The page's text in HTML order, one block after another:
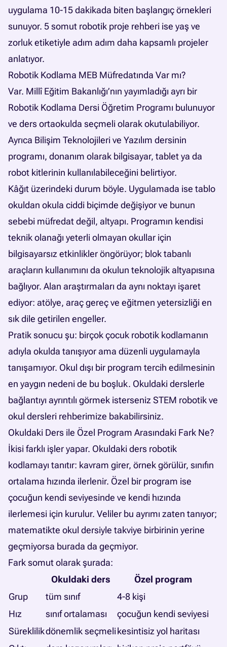
uygulama 10-15 dakikada biten başlangıç örnekleri
sunuyor. 5 somut robotik proje rehberi ise yaş ve
zorluk etiketiyle adım adım daha kapsamlı projeler
anlatıyor.
Robotik Kodlama MEB Müfredatında Var mı?
Var. Millî Eğitim Bakanlığı’nın yayımladığı ayrı bir
Robotik Kodlama Dersi Öğretim Programı bulunuyor
ve ders ortaokulda seçmeli olarak okutulabiliyor.
Ayrıca Bilişim Teknolojileri ve Yazılım dersinin
programı, donanım olarak bilgisayar, tablet ya da
robot kitlerinin kullanılabileceğini belirtiyor.
Kâğıt üzerindeki durum böyle. Uygulamada ise tablo
okuldan okula ciddi biçimde değişiyor ve bunun
sebebi müfredat değil, altyapı. Programın kendisi
teknik olanağı yeterli olmayan okullar için
bilgisayarsız etkinlikler öngörüyor; blok tabanlı
araçların kullanımını da okulun teknolojik altyapısına
bağlıyor. Alan araştırmaları da aynı noktayı işaret
ediyor: atölye, araç gereç ve eğitmen yetersizliği en
sık dile getirilen engeller.
Pratik sonucu şu: birçok çocuk robotik kodlamanın
adıyla okulda tanışıyor ama düzenli uygulamayla
tanışamıyor. Okul dışı bir program tercih edilmesinin
en yaygın nedeni de bu boşluk. Okuldaki derslerle
bağlantıyı ayrıntılı görmek isterseniz STEM robotik ve
okul dersleri rehberimize bakabilirsiniz.
Okuldaki Ders ile Özel Program Arasındaki Fark Ne?
İkisi farklı işler yapar. Okuldaki ders robotik
kodlamayı tanıtır: kavram girer, örnek görülür, sınıfın
ortalama hızında ilerlenir. Özel bir program ise
çocuğun kendi seviyesinde ve kendi hızında
ilerlemesi için kurulur. Veliler bu ayrımı zaten tanıyor;
matematikte okul dersiyle takviye birbirinin yerine
geçmiyorsa burada da geçmiyor.
Fark somut olarak şurada:
Okuldaki ders
Özel program
Grup
tüm sınıf
4-8 kişi
Hız
sınıf ortalaması
çocuğun kendi seviyesi
Süreklilikdönemlik seçmelikesintisiz yol haritası